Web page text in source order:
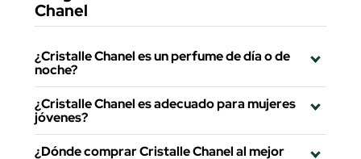
Chanel
¿Cristalle Chanel es un perfume de día o de
noche?
¿Cristalle Chanel es adecuado para mujeres
jóvenes?
¿Dónde comprar Cristalle Chanel al mejor